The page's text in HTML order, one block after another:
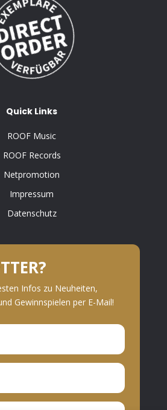
Quick Links
ROOF Music
ROOF Records
Netpromotion
Impressum
Datenschutz
Infos zu Neuheiten,
Gewinnspielen per E-Mail!